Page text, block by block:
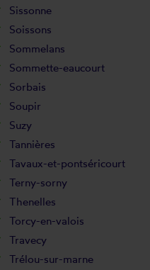
Sissonne
Soissons
Sommelans
Sommette-eaucourt
Sorbais
Soupir
Suzy
Tannières
Tavaux-et-pontséricourt
Terny-sorny
Thenelles
Torcy-en-valois
Travecy
Trélou-sur-marne